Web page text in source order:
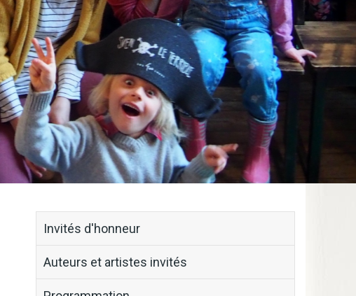
block-
menu-
Invités d'honneur
Auteurs et artistes invités